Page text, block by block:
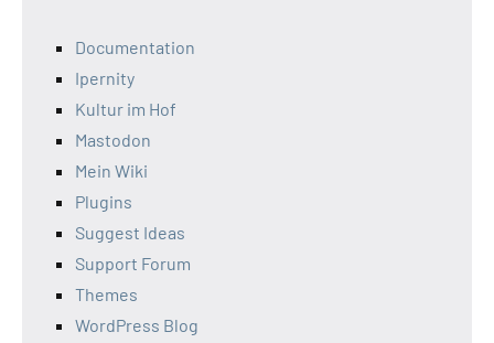
Documentation
Ipernity
Kultur im Hof
Mastodon
Mein Wiki
Plugins
Suggest Ideas
Support Forum
Themes
WordPress Blog